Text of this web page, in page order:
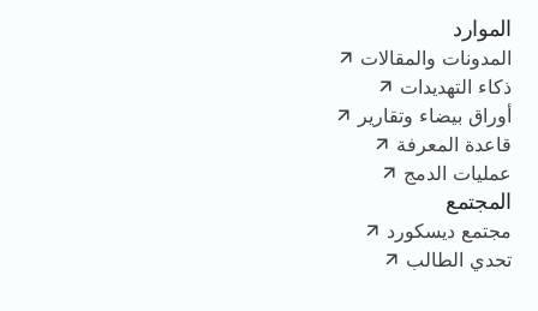
الموارد
المدونات والمقالات
ذكاء التهديدات
أوراق بيضاء وتقارير
قاعدة المعرفة
عمليات الدمج
المجتمع
مجتمع ديسكورد
تحدي الطالب